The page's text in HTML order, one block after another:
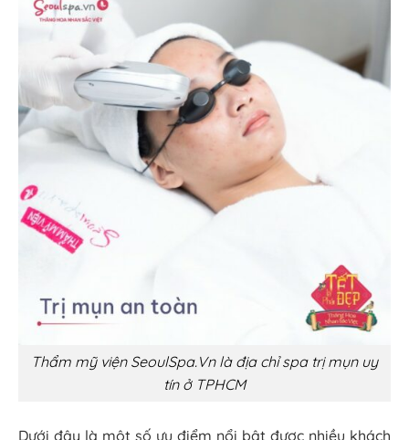
Thẩm mỹ viện SeoulSpa.Vn là địa chỉ spa trị mụn uy
tín ở TPHCM
Dưới đây là một số ưu điểm nổi bật được nhiều khách